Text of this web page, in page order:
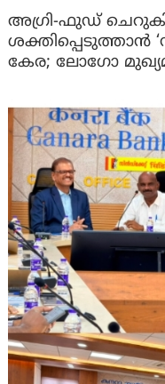
അഗ്രി-ഫുഡ്
ശക്തിപ്പെടുത്താന്‍
കേര; ലോഗോ